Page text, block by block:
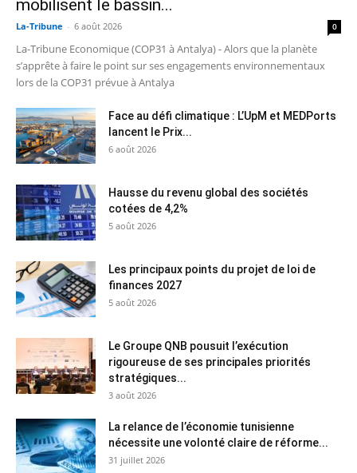
mobilisent le bassin...
La-Tribune - 6 août 2026 0
La-Tribune Economique (COP31 à Antalya) - Alors que la planète
s’apprête à faire le point sur ses engagements environnementaux
lors de la COP31 prévue à Antalya
Face au défi climatique : L’UpM et MEDPorts
lancent le Prix...
6 août 2026
Hausse du revenu global des sociétés
cotées de 4,2%
5 août 2026
Les principaux points du projet de loi de
finances 2027
5 août 2026
Le Groupe QNB pousuit l’exécution
rigoureuse de ses principales priorités
stratégiques...
3 août 2026
La relance de l’économie tunisienne
nécessite une volonté claire de réforme...
31 juillet 2026